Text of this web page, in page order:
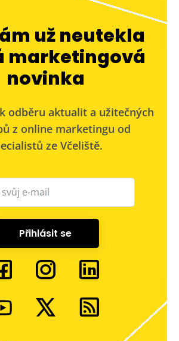
už neutekla
marketingová
novinka
odběru aktualit a užitečných
z online marketingu od
ze Včeliště.
Přihlásit se